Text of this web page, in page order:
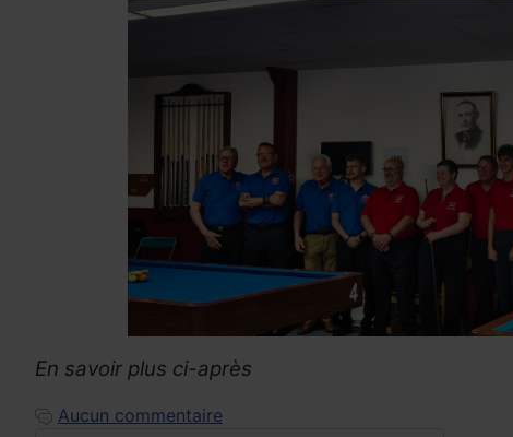
En savoir plus ci-après
Aucun commentaire